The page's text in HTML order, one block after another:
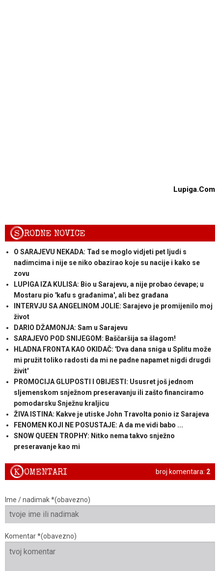
Lupiga.Com
SRODNE NOVICE
O SARAJEVU NEKADA: Tad se moglo vidjeti pet ljudi s
nadimcima i nije se niko obazirao koje su nacije i kako se
zovu
LUPIGA IZA KULISA: Bio u Sarajevu, a nije probao ćevape; u
Mostaru pio 'kafu s građanima', ali bez građana
INTERVJU SA ANGELINOM JOLIE: Sarajevo je promijenilo moj
život
DARIO DŽAMONJA: Sam u Sarajevu
SARAJEVO POD SNIJEGOM: Baščaršija sa šlagom!
HLADNA FRONTA KAO OKIDAČ: 'Dva dana sniga u Splitu može
mi pružit toliko radosti da mi ne padne napamet nigdi drugdi
živit'
PROMOCIJA GLUPOSTI I OBIJESTI: Ususret još jednom
sljemenskom snježnom preseravanju ili zašto financiramo
pomodarsku Snježnu kraljicu
ŽIVA ISTINA: Kakve je utiske John Travolta ponio iz Sarajeva
FENOMEN KOJI NE POSUSTAJE: A da me vidi babo ...
SNOW QUEEN TROPHY: Nitko nema takvo snježno
preseravanje kao mi
broj komentara: 2
KOMENTARI
Ime / nadimak *(obavezno)
Komentar *(obavezno)